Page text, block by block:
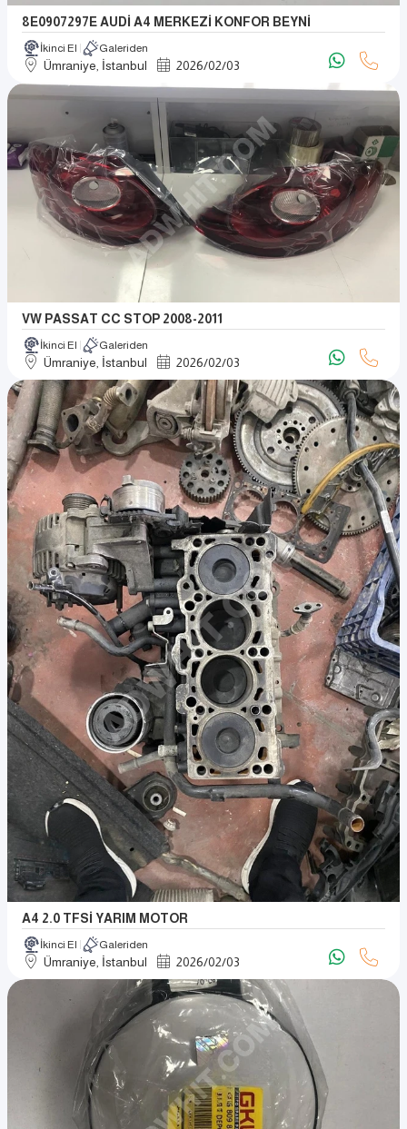
8E0907297E AUDİ A4 MERKEZİ KONFOR BEYNİ
İkinci El Galeriden
Ümraniye, İstanbul 2026/02/03
VW PASSAT CC STOP 2008-2011
İkinci El Galeriden
Ümraniye, İstanbul 2026/02/03
A4 2.0 TFSİ YARIM MOTOR
İkinci El Galeriden
Ümraniye, İstanbul 2026/02/03